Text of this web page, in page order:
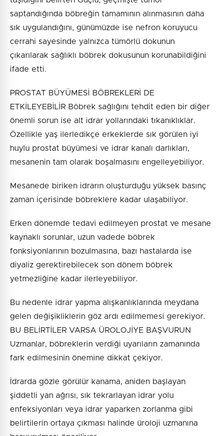
saptandığında böbreğin tamamının alınmasının daha
sık uygulandığını, günümüzde ise nefron koruyucu
cerrahi sayesinde yalnızca tümörlü dokunun
çıkarılarak sağlıklı böbrek dokusunun korunabildiğini
ifade etti.
PROSTAT BÜYÜMESİ BÖBREKLERİ DE
ETKİLEYEBİLİR Böbrek sağlığını tehdit eden bir diğer
önemli sorun ise alt idrar yollarındaki tıkanıklıklar.
Özellikle yaş ilerledikçe erkeklerde sık görülen iyi
huylu prostat büyümesi ve idrar kanalı darlıkları,
mesanenin tam olarak boşalmasını engelleyebiliyor.
Mesanede biriken idrarın oluşturduğu yüksek basınç
zaman içerisinde böbreklere kadar ulaşabiliyor.
Erken dönemde tedavi edilmeyen prostat ve mesane
kaynaklı sorunlar, uzun vadede böbrek
fonksiyonlarının bozulmasına, bazı hastalarda ise
diyaliz gerektirebilecek son dönem böbrek
yetmezliğine kadar ilerleyebiliyor.
Bu nedenle idrar yapma alışkanlıklarında meydana
gelen değişikliklerin göz ardı edilmemesi gerekiyor.
BU BELİRTİLER VARSA ÜROLOJİYE BAŞVURUN
Uzmanlar, böbreklerin verdiği uyarıların zamanında
fark edilmesinin önemine dikkat çekiyor.
İdrarda gözle görülür kanama, aniden başlayan
şiddetli yan ağrısı, sık tekrarlayan idrar yolu
enfeksiyonları veya idrar yaparken zorlanma gibi
belirtilerin ortaya çıkması halinde üroloji uzmanına